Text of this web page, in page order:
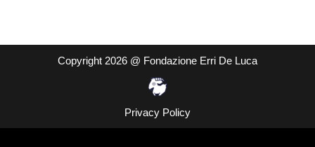
Copyright 2026 @ Fondazione Erri De Luca
Privacy Policy